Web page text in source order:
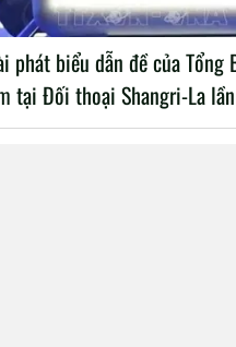
phát biểu dẫn đề của
tại Đối thoại Shangri-La